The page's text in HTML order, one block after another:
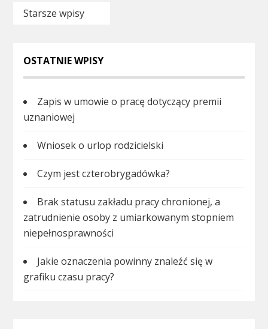
Nawigacja
Starsze wpisy
OSTATNIE WPISY
Zapis w umowie o pracę dotyczący premii
uznaniowej
Wniosek o urlop rodzicielski
Czym jest czterobrygadówka?
Brak statusu zakładu pracy chronionej, a
zatrudnienie osoby z umiarkowanym stopniem
niepełnosprawności
Jakie oznaczenia powinny znaleźć się w
grafiku czasu pracy?